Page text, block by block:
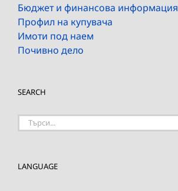
Бюджет и финансова информация
Профил на купувача
Имоти под наем
Почивно дело
SEARCH
Търсене
LANGUAGE